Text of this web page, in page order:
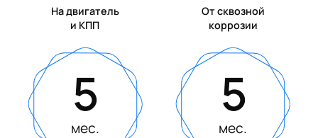
На двигатель
и КПП
От сквозной
коррозии
5
мес.
5
мес.